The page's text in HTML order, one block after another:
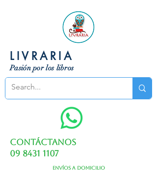
LIVRARIA
Pasión por los libros
Contáctanos
09 8431 1107
Envíos a domicilio